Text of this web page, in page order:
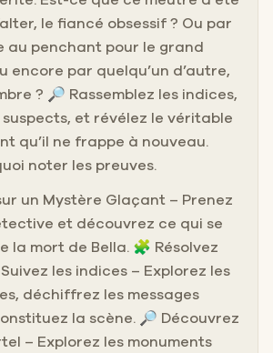
le fiancé obsessif ? Ou par
au penchant pour le grand
encore par quelqu’un d’autre,
? 🔎 Rassemblez les indices,
et révélez le véritable
qu’il ne frappe à nouveau.
noter les preuves.
un Mystère Glaçant – Prenez
et découvrez ce qui se
la mort de Bella. 🧩 Résolvez
Suivez les indices – Explorez les
déchiffrez les messages
la scène. 🔎 Découvrez
– Explorez les monuments